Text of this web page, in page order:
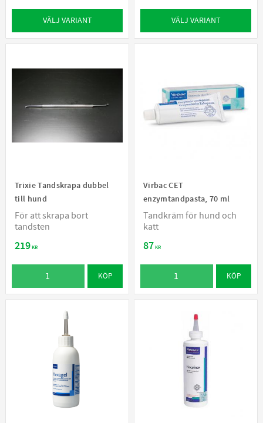
VÄLJ VARIANT VÄLJ VARIANT
Trixie Tandskrapa dubbel
till hund
För att skrapa bort
tandsten
219KR
KÖP
Virbac CET
enzymtandpasta, 70 ml
Tandkräm för hund och
katt
87KR
KÖP